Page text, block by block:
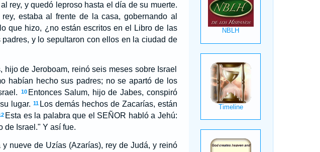
rey, y quedó leproso hasta el día de su muerte.
estaba al frente de la casa, gobernando al
que hizo, ¿no están escritos en el Libro de las
y lo sepultaron con ellos en la ciudad de
de Jeroboam, reinó seis meses sobre Israel
habían hecho sus padres; no se apartó de los
10 Entonces Salum, hijo de Jabes, conspiró
lugar. 11 Los demás hechos de Zacarías, están
Esta es la palabra que el SEÑOR habló a Jehú:
de Israel." Y así fue.
nueve de Uzías (Azarías), rey de Judá, y reinó